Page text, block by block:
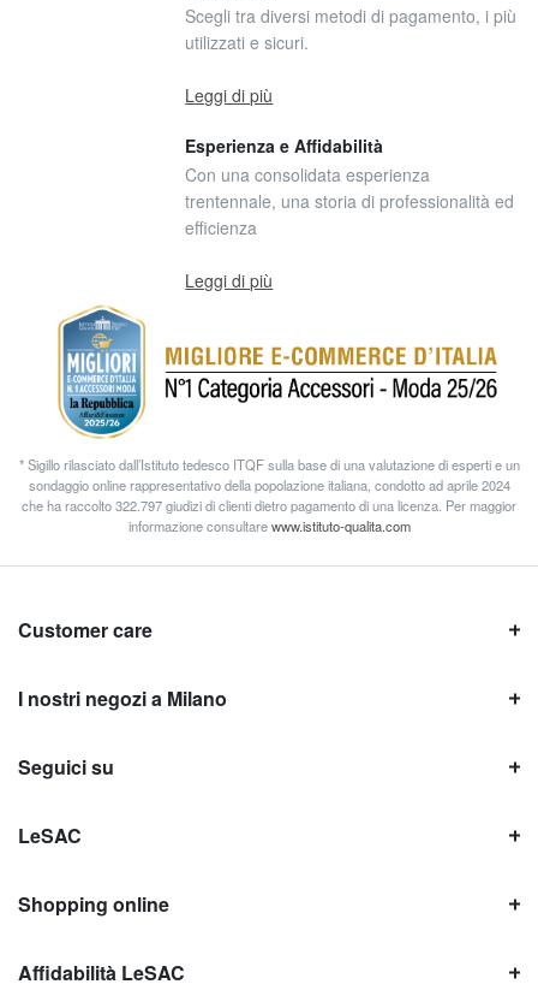
Scegli tra diversi metodi di pagamento, i più
utilizzati e sicuri.
Leggi di più
Esperienza e Affidabilità
Con una consolidata esperienza
trentennale, una storia di professionalità ed
efficienza
Leggi di più
* Sigillo rilasciato dall’Istituto tedesco ITQF sulla base di una valutazione di esperti e un
sondaggio online rappresentativo della popolazione italiana, condotto ad aprile 2024
che ha raccolto 322.797 giudizi di clienti dietro pagamento di una licenza. Per maggior
informazione consultarewww.istituto-qualita.com
Customer care
I nostri negozi a Milano
Seguici su
LeSAC
Shopping online
Affidabilità LeSAC